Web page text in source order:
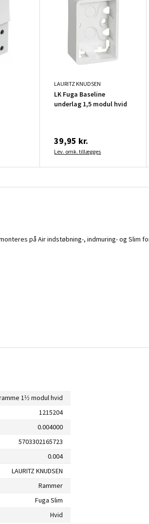
LAURITZ KNUDSEN
LK Fuga Baseline
underlag 1,5 modul hvid
39,95 kr.
Lev. omk. tillægges
på Air indstøbning-, indmuring- og Slim
1½ modul hvid
1215204
0.004000
5703302165723
0.004
LAURITZ KNUDSEN
Rammer
Fuga Slim
Hvid